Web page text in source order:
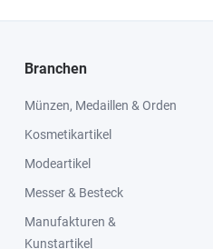
Branchen
Münzen, Medaillen & Orden
Kosmetikartikel
Modeartikel
Messer & Besteck
Manufakturen &
Kunstartikel